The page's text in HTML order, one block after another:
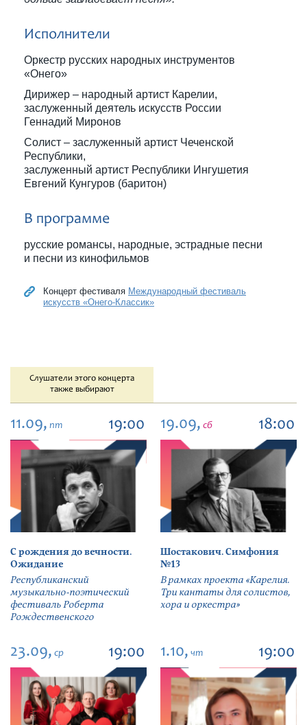
Исполнители
Оркестр русских народных инструментов
«Онего»
Дирижер – народный артист Карелии,
заслуженный деятель искусств России
Геннадий Миронов
Солист – заслуженный артист Чеченской
Республики,
заслуженный артист Республики Ингушетия
Евгений Кунгуров (баритон)
В программе
русские романсы, народные, эстрадные песни
и песни из кинофильмов
Концерт фестиваля Международный фестиваль
искусств «Онего-Классик»
Слушатели этого концерта
также выбирают
11.09, пт 19:00
С рождения до вечности.
Ожидание
Республиканский
музыкально-поэтический
фестиваль Роберта
Рождественского
19.09, сб 18:00
Шостакович. Симфония
№13
В рамках проекта «Карелия.
Три кантаты для солистов,
хора и оркестра»
23.09, ср 19:00 1.10, чт 19:00